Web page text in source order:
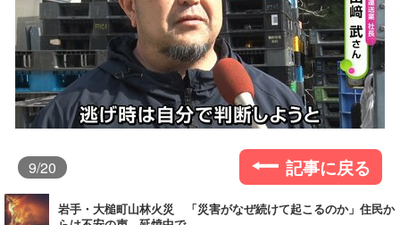
9/20 記事に戻る
岩手・大槌町山林火災 「災害がなぜ続けて起こるのか」住民か